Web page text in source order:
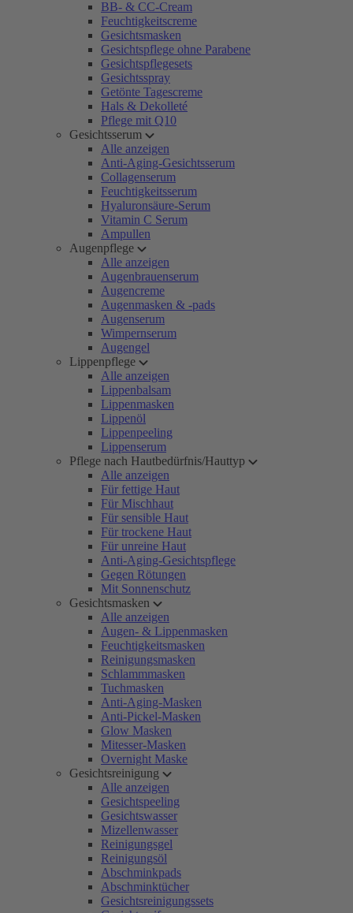
BB- & CC-Cream
Feuchtigkeitscreme
Gesichtsmasken
Gesichtspflege ohne Parabene
Gesichtspflegesets
Gesichtsspray
Getönte Tagescreme
Hals & Dekolleté
Pflege mit Q10
Gesichtsserum
Alle anzeigen
Anti-Aging-Gesichtsserum
Collagenserum
Feuchtigkeitsserum
Hyaluronsäure-Serum
Vitamin C Serum
Ampullen
Augenpflege
Alle anzeigen
Augenbrauenserum
Augencreme
Augenmasken & -pads
Augenserum
Wimpernserum
Augengel
Lippenpflege
Alle anzeigen
Lippenbalsam
Lippenmasken
Lippenöl
Lippenpeeling
Lippenserum
Pflege nach Hautbedürfnis/Hauttyp
Alle anzeigen
Für fettige Haut
Für Mischhaut
Für sensible Haut
Für trockene Haut
Für unreine Haut
Anti-Aging-Gesichtspflege
Gegen Rötungen
Mit Sonnenschutz
Gesichtsmasken
Alle anzeigen
Augen- & Lippenmasken
Feuchtigkeitsmasken
Reinigungsmasken
Schlammmasken
Tuchmasken
Anti-Aging-Masken
Anti-Pickel-Masken
Glow Masken
Mitesser-Masken
Overnight Maske
Gesichtsreinigung
Alle anzeigen
Gesichtspeeling
Gesichtswasser
Mizellenwasser
Reinigungsgel
Reinigungsöl
Abschminkpads
Abschminktücher
Gesichtsreinigungssets